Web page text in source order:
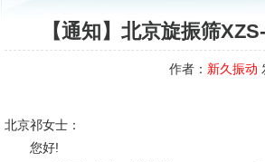
【通知】北京旋振筛
作者： 新久振动
北京祁女士：
您好!